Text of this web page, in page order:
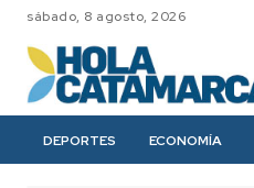
sábado, 8 agosto, 2026
DEPORTES ECONOMÍA